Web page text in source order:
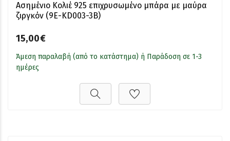
Ασημένιο Κολιέ 925 επιχρυσωμένο μπάρα με μαύρα
ζιργκόν (9E-KD003-3B)
15,00€
Άμεση παραλαβή (από το κατάστημα) ή Παράδοση σε 1-3
ημέρες